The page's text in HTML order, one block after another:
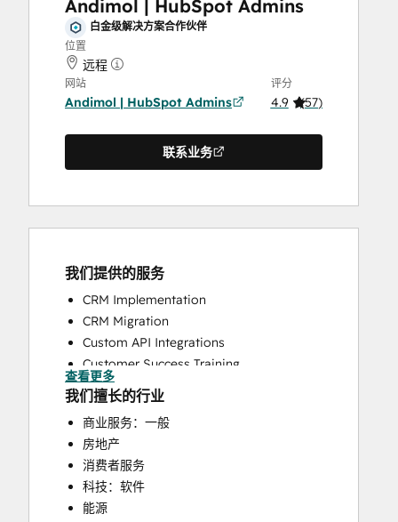
Andimol | HubSpot Admins
白金级解决方案合作伙伴
位置
远程
网站
Andimol | HubSpot Admins
评分
4.9 (57)
联系业务
我们提供的服务
CRM Implementation
CRM Migration
Custom API Integrations
Customer Success Training
Customer Support Training
Customer Survey and Analysis
Help Desk Implementation
HubSpot Onboarding
Knowledge Base Development
Programmable Automation
Sales and Marketing Alignment
查看更多
我们擅长的行业
商业服务：一般
房地产
消费者服务
科技：软件
能源